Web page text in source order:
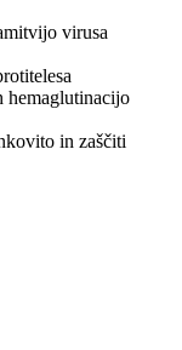
virusa
hemaglutinacijo
in zaščiti